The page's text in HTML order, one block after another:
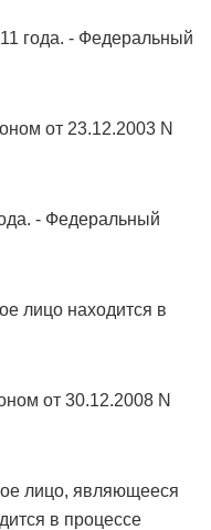
года. - Федеральный
от 23.12.2003 N
- Федеральный
лицо находится в
от 30.12.2008 N
лицо, являющееся
в процессе